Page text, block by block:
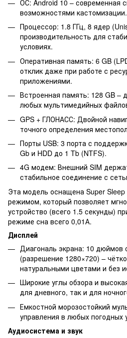
ОС: Android 10 – современная
возможностями кастомизации.
Процессор: 1.8 ГГц, 8 ядер
производительность для
условиях.
Оперативная память: 6 GB
отклик даже при работе с
приложениями.
Встроенная память: 128 GB –
любых мультимедийных
GPS + ГЛОНАСС: Двойной
точного определения
Порты USB: 3 порта с
Gb и HDD до 1 Tb (NTFS).
4G модем: Внешний SIM
стабильное соединение с
Эта модель оснащена Super
режимом, который позволяет
устройство (всего 1.5 секунды)
режиме сна всего 0,01А.
Дисплей
Диагональ экрана: 10 дюймов
(разрешение 1280×720) –
натуральными цветами и без
Широкие углы обзора и
для дневного, так и для
Емкостной морозостойкий
управления в любых погодных
Аудиосистема и звук